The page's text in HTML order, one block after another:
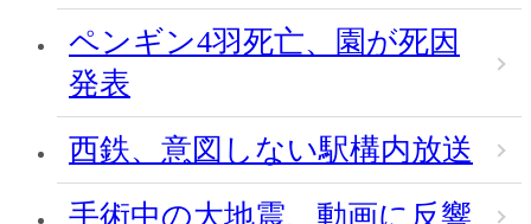
ペンギン4羽死亡、園が死因
発表
西鉄、意図しない駅構内放送
手術中の大地震、動画に反響